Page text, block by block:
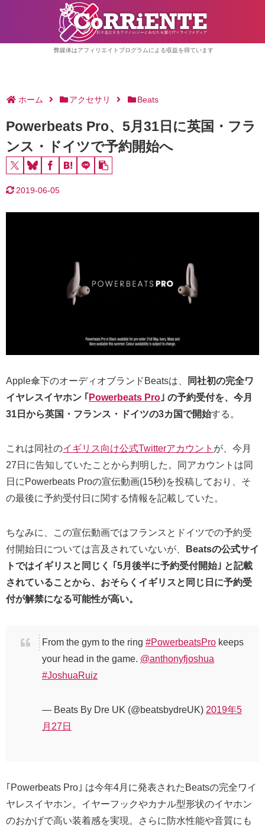
弊媒体はアフィリエイトプログラムによる収益を得ています
ホーム アクセサリ Beats
Powerbeats Pro、5月31日に英国・フラ
ンス・ドイツで予約開始へ
2019-06-05
Apple傘下のオーディオブランドBeatsは、
同社初の完全ワ
イヤレスイヤホン ｢ Powerbeats Pro ｣ の予約受付を、今月
31日から英国・フランス・ドイツの3カ国で開始する。
これは同社のイギリス向け公式Twitterアカウント が、今月
27日に告知していたことから判明した。同アカウントは同
日にPowerbeats Proの宣伝動画(15秒)を投稿しており、そ
の最後に予約受付日に関する情報を記載していた。
ちなみに、この宣伝動画ではフランスとドイツでの予約受
付開始日については言及されていないが、
Beatsの公式サイ
トではイギリスと同じく ｢5月後半に予約受付開始｣ と記載
されていることから、おそらくイギリスと同じ日に予約受
付が解禁になる可能性が高い。
From the gym to the ring #PowerbeatsPro keeps
your head in the game. @anthonyfjoshua
#JoshuaRuiz
— Beats By Dre UK (@beatsbydreUK) 2019年5
月27日
｢Powerbeats Pro｣ は今年4月に発表されたBeatsの完全ワイ
ヤレスイヤホン。イヤーフックやカナル型形状のイヤホン
のおかげで高い装着感を実現。さらに防水性能や音質にも